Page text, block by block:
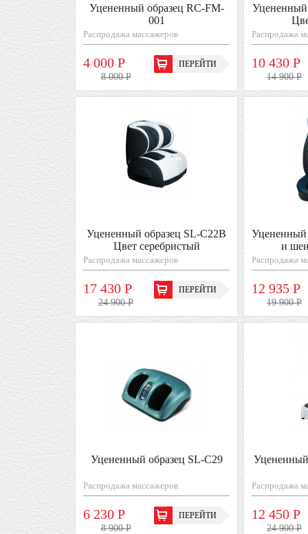
Уцененный образец RC-FM-
001
Распродажа массажеров
8 000 Р
4 000 Р ПЕРЕЙТИ
Уцененный
Распродажа
14 900 Р
10 430 Р
Уцененный образец SL-C22B
Цвет серебристый
Распродажа массажеров
24 900 Р
17 430 Р ПЕРЕЙТИ
Уцененный
и
Распродажа
19 900 Р
12 935 Р
Уцененный образец SL-С29
Распродажа массажеров
8 900 Р
6 230 Р ПЕРЕЙТИ
Распродажа
24 900 Р
12 450 Р